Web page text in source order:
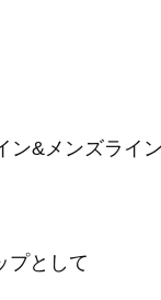
ン&メンズライ
プとして